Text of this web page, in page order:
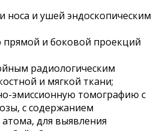
носа и ушей эндоскопическим
прямой и боковой проекций
радиологическим
и мягкой ткани;
эмиссионную томографию с
с содержанием
для выявления